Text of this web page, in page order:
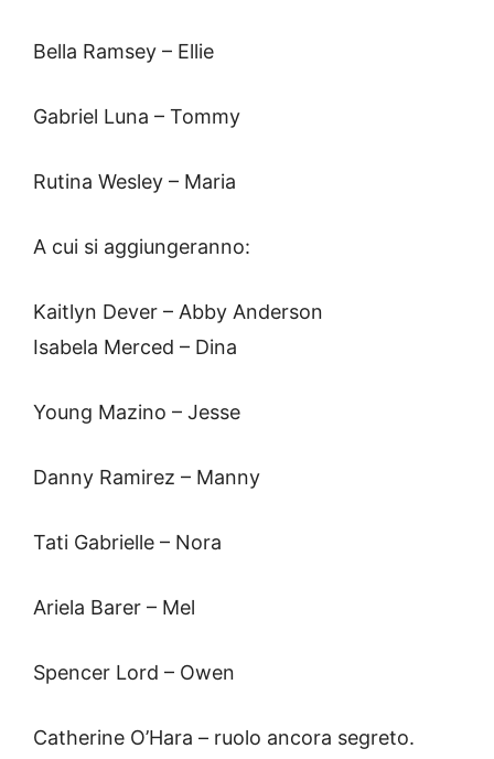
Bella Ramsey – Ellie
Gabriel Luna – Tommy
Rutina Wesley – Maria
A cui si aggiungeranno:
Kaitlyn Dever – Abby Anderson
Isabela Merced – Dina
Young Mazino – Jesse
Danny Ramirez – Manny
Tati Gabrielle – Nora
Ariela Barer – Mel
Spencer Lord – Owen
Catherine O’Hara – ruolo ancora segreto.